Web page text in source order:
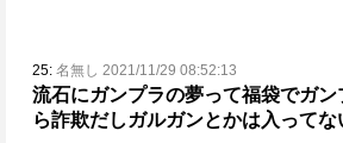
25: 名無し 2021/11/29 08:52:13
流石にガンプラの夢って福袋でガ
ら詐欺だし ガルガンとかは入ってな